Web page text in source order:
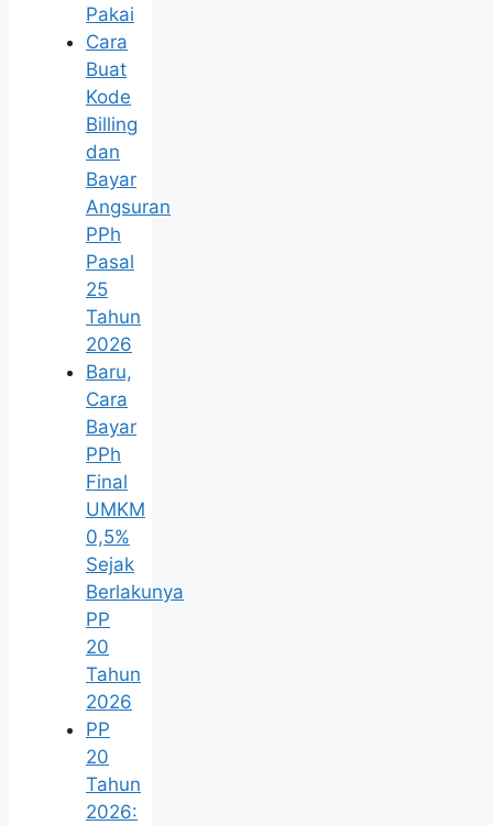
Pakai
Cara
Buat
Kode
Billing
dan
Bayar
Angsuran
PPh
Pasal
25
Tahun
2026
Baru,
Cara
Bayar
PPh
Final
UMKM
0,5%
Sejak
Berlakunya
PP
20
Tahun
2026
PP
20
Tahun
2026: